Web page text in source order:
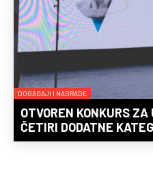
DOGAĐAJI I NAGRADE
OTVOREN KONKURS
ČETIRI DODATNE